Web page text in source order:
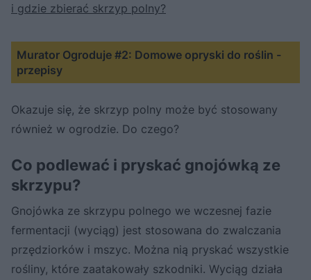
i gdzie zbierać skrzyp polny?
Murator Ogroduje #2: Domowe opryski do roślin -
przepisy
Okazuje się, że skrzyp polny może być stosowany
również w ogrodzie. Do czego?
Co podlewać i pryskać gnojówką ze
skrzypu?
Gnojówka ze skrzypu polnego we wczesnej fazie
fermentacji (wyciąg) jest stosowana do zwalczania
przędziorków i mszyc. Można nią pryskać wszystkie
rośliny, które zaatakowały szkodniki. Wyciąg działa